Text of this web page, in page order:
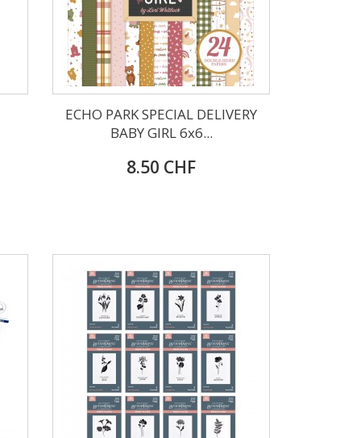
ECHO PARK SPECIAL DELIVERY
BABY GIRL 6x6...
8.50 CHF